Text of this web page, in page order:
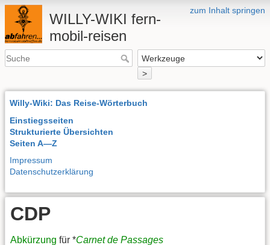
zum Inhalt springen
WILLY-WIKI fern-
mobil-reisen
>
Willy-Wiki: Das Reise-Wörterbuch
Einstiegsseiten
Strukturierte Übersichten
Seiten A—Z
Impressum
Datenschutzerklärung
CDP
Abkürzung für *Carnet de Passages